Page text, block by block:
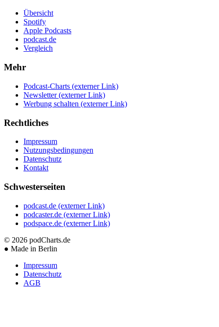
Übersicht
Spotify
Apple Podcasts
podcast.de
Vergleich
Mehr
Podcast-Charts (externer Link)
Newsletter (externer Link)
Werbung schalten (externer Link)
Rechtliches
Impressum
Nutzungsbedingungen
Datenschutz
Kontakt
Schwesterseiten
podcast.de (externer Link)
podcaster.de (externer Link)
podspace.de (externer Link)
© 2026 podCharts.de
● Made in Berlin
Impressum
Datenschutz
AGB